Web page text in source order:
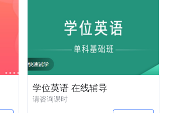
学位英语 在线辅导
请咨询课时